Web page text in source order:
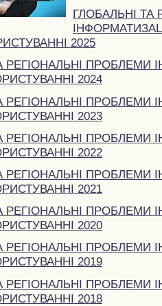
ГЛОБАЛЬНІ ТА
2025
РЕГІОНАЛЬНІ ПРОБЛЕМИ
2024
РЕГІОНАЛЬНІ ПРОБЛЕМИ
2023
РЕГІОНАЛЬНІ ПРОБЛЕМИ
2022
РЕГІОНАЛЬНІ ПРОБЛЕМИ
2021
РЕГІОНАЛЬНІ ПРОБЛЕМИ
2020
РЕГІОНАЛЬНІ ПРОБЛЕМИ
2019
РЕГІОНАЛЬНІ ПРОБЛЕМИ
2018